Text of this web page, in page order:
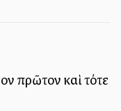
πρῶτον καὶ τότε